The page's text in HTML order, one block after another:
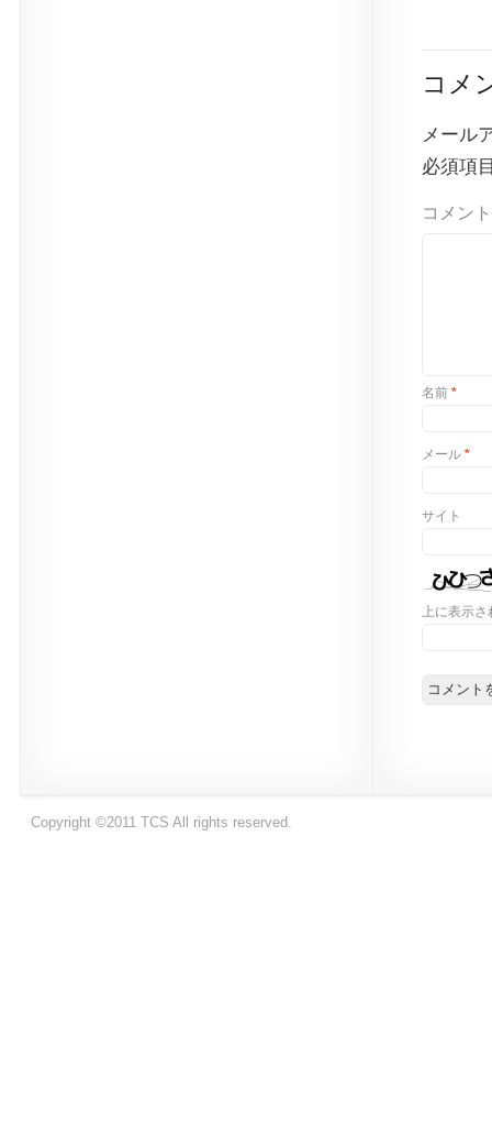
コメ
メール
必須項
コメント
名前 *
メール *
サイト
上に表示
Copyright ©2011 TCS All rights reserved.